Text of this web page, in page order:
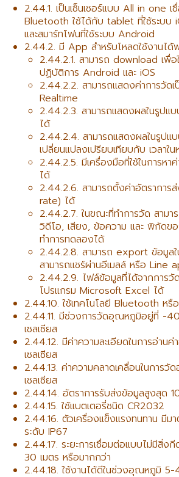
2.44.1. เป็นเซ็นเซอร์แบบ All in one เ
Bluetooth ใช้ได้กับ tablet ที่ใช้ระบบ
และสมาร์ทโฟนที่ใช้ระบบ Android
2.44.2. มี App สำหรับโหลดใช้งานได้
2.44.2.1. สามารถ download เพื่อ
ปฏิบัติการ Android และ iOS
2.44.2.2. สามารถแสดงค่าการวัดเ
Realtime
2.44.2.3. สามารถแสดงผลในรูป
ได้
2.44.2.4. สามารถแสดงผลในรูปแ
เปลี่ยนแปลงเปรียบเทียบกับ เวลาใ
2.44.2.5. มีเครื่องมือที่ใช้ในการหา
ได้
2.44.2.6. สามารถตั้งค่าอัตราการ
rate) ได้
2.44.2.7. ในขณะที่ทำการวัด สาม
วิดีโอ, เสียง, ข้อความ และ พิกัดข
ทำการทดลองได้
2.44.2.8. สามารถ export ข้อมูล
สามารถแชร์ผ่านอีเมลล์ หรือ Line
2.44.2.9. ไฟล์ข้อมูลที่ได้จากการวั
โปรแกรม Microsoft Excel ได้
2.44.10. ใช้เทคโนโลยี Bluetooth หรื
2.44.11. มีช่วงการวัดอุณหภูมิอยู่ที่ -
เซลเซียส
2.44.12. มีค่าความละเอียดในการอ่า
เซลเซียส
2.44.13. ค่าความคลาดเคลื่อนในการ
เซลเซียส
2.44.14. อัตราการรับส่งข้อมูลสูงสุด
2.44.15. ใช้แบตเตอรี่ชนิด CR2032
2.44.16. ตัวเครื่องแข็งแรงทนทาน มีม
ระดับ IP67
2.44.17. ระยะการเชื่อมต่อแบบไม่มีสิ่ง
30 เมตร หรือมากกว่า
2.44.18. ใช้งานได้ดีในช่วงอุณหภูมิ 5-